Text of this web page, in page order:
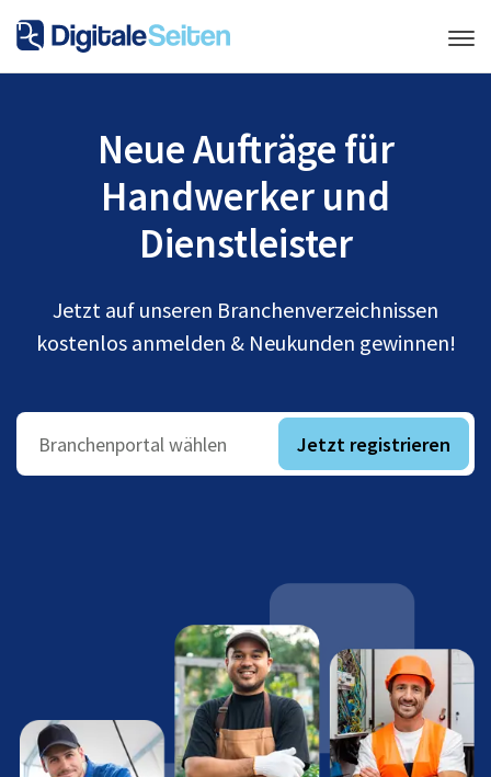
Neue Aufträge für
Handwerker und
Dienstleister
Jetzt auf unseren Branchenverzeichnissen
kostenlos anmelden & Neukunden gewinnen!
Branchenportal wählen Jetzt registrieren